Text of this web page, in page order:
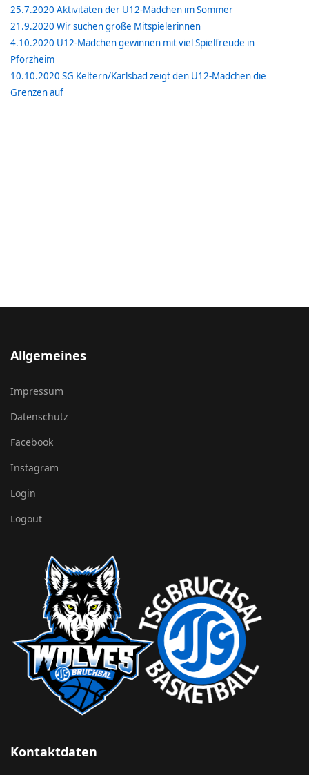
25.7.2020 Aktivitäten der U12-Mädchen im Sommer
21.9.2020 Wir suchen große Mitspielerinnen
4.10.2020 U12-Mädchen gewinnen mit viel Spielfreude in
Pforzheim
10.10.2020 SG Keltern/Karlsbad zeigt den U12-Mädchen die
Grenzen auf
Allgemeines
Impressum
Datenschutz
Facebook
Instagram
Login
Logout
Kontaktdaten